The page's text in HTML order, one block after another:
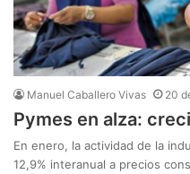
Manuel Caballero Vivas 20
Pymes en alza:
En enero, la actividad de la
12,9% interanual a precios